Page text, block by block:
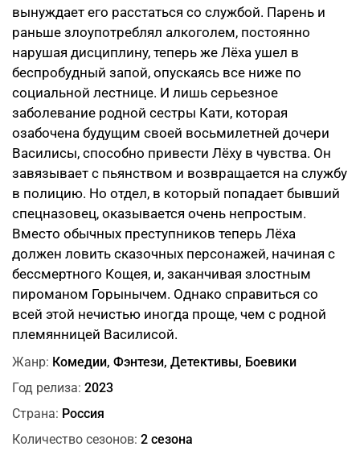
вынуждает его расстаться со службой. Парень и
раньше злоупотреблял алкоголем, постоянно
нарушая дисциплину, теперь же Лёха ушел в
беспробудный запой, опускаясь все ниже по
социальной лестнице. И лишь серьезное
заболевание родной сестры Кати, которая
озабочена будущим своей восьмилетней дочери
Василисы, способно привести Лёху в чувства. Он
завязывает с пьянством и возвращается на службу
в полицию. Но отдел, в который попадает бывший
спецназовец, оказывается очень непростым.
Вместо обычных преступников теперь Лёха
должен ловить сказочных персонажей, начиная с
бессмертного Кощея, и, заканчивая злостным
пироманом Горынычем. Однако справиться со
всей этой нечистью иногда проще, чем с родной
племянницей Василисой.
Жанр: Комедии, Фэнтези, Детективы, Боевики
Год релиза: 2023
Страна: Россия
Количество сезонов: 2 сезона